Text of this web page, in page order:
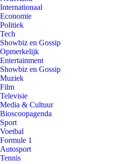
Internationaal
Economie
Politiek
Tech
Showbiz en Gossip
Opmerkelijk
Entertainment
Showbiz en Gossip
Muziek
Film
Televisie
Media & Cultuur
Bioscoopagenda
Sport
Voetbal
Formule 1
Autosport
Tennis